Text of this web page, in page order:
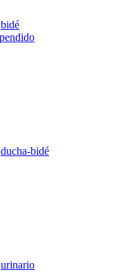
bidé
ducha-bidé
urinario